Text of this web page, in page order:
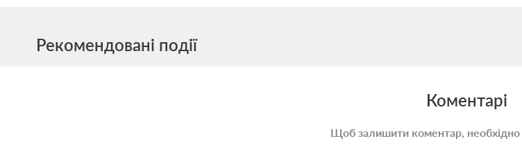
Рекомендовані події
Коментарі
Щоб залишити коментар, необхідно